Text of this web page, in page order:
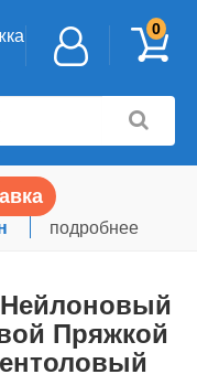
0
подробнее
Пряжкой